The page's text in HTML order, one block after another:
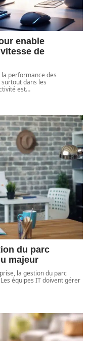
enable
de
performance des
dans les
est…
du parc
majeur
la gestion du parc
équipes IT doivent gérer